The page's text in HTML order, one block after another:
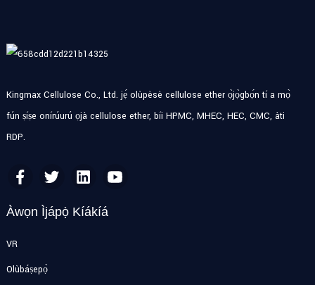
Kingmax Cellulose Co., Ltd. jẹ́ olùpèsè cellulose ether ọ̀jọ̀gbọ́n tí a mọ̀
fún ṣíṣe onírúurú ọjà cellulose ether, bíi HPMC, MHEC, HEC, CMC, àti
RDP.
Àwọn Ìjápọ̀ Kíákíá
VR
Olùbáṣepọ̀